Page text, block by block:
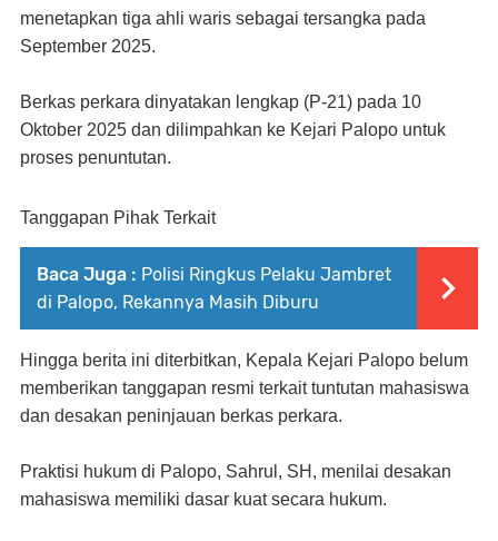
menetapkan tiga ahli waris sebagai tersangka pada
September 2025.
Berkas perkara dinyatakan lengkap (P-21) pada 10
Oktober 2025 dan dilimpahkan ke Kejari Palopo untuk
proses penuntutan.
Tanggapan Pihak Terkait
Baca Juga : Polisi Ringkus Pelaku Jambret
di Palopo, Rekannya Masih Diburu
Hingga berita ini diterbitkan, Kepala Kejari Palopo belum
memberikan tanggapan resmi terkait tuntutan mahasiswa
dan desakan peninjauan berkas perkara.
Praktisi hukum di Palopo, Sahrul, SH , menilai desakan
mahasiswa memiliki dasar kuat secara hukum.